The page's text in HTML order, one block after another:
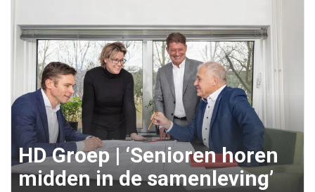
HD Groep | ‘Senioren horen
midden in de samenleving’